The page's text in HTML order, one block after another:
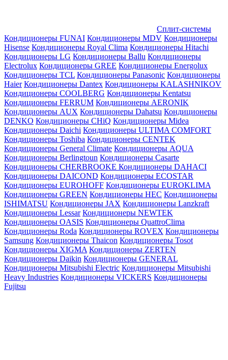
Сплит-системы
Кондиционеры FUNAI Кондиционеры MDV Кондиционеры
Hisense Кондиционеры Royal Clima Кондиционеры Hitachi
Кондиционеры LG Кондиционеры Ballu Кондиционеры
Electrolux Кондиционеры GREE Кондиционеры Energolux
Кондиционеры TCL Кондиционеры Panasonic Кондиционеры
Haier Кондиционеры Dantex Кондиционеры KALASHNIKOV
Кондиционеры СOOLBERG Кондиционеры Kentatsu
Кондиционеры FERRUM Кондиционеры AERONIK
Кондиционеры AUX Кондиционеры Dahatsu Кондиционеры
DENKO Кондиционеры CHiQ Кондиционеры Midea
Кондиционеры Daichi Кондиционеры ULTIMA COMFORT
Кондиционеры Toshiba Кондиционеры CENTEK
Кондиционеры General Climate Кондиционеры AQUA
Кондиционеры Berlingtoun Кондиционеры Casarte
Кондиционеры CHERBROOKE Кондиционеры DAHACI
Кондиционеры DAICOND Кондиционеры ECOSTAR
Кондиционеры EUROHOFF Кондиционеры EUROKLIMA
Кондиционеры GREEN Кондиционеры HEC Кондиционеры
ISHIMATSU Кондиционеры JAX Кондиционеры Lanzkraft
Кондиционеры Lessar Кондиционеры NEWTEK
Кондиционеры OASIS Кондиционеры QuattroClima
Кондиционеры Roda Кондиционеры ROVEX Кондиционеры
Samsung Кондиционеры Thaicon Кондиционеры Tosot
Кондиционеры XIGMA Кондиционеры ZERTEN
Кондиционеры Daikin Кондиционеры GENERAL
Кондиционеры Mitsubishi Electric Кондиционеры Mitsubishi
Heavy Industries Кондиционеры VICKERS Кондиционеры
Fujitsu